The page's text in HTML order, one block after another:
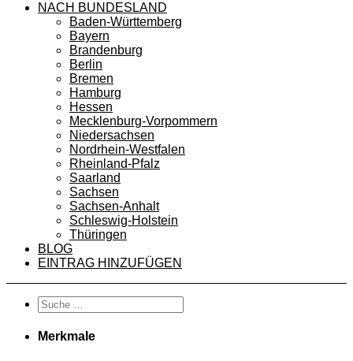
NACH BUNDESLAND
Baden-Württemberg
Bayern
Brandenburg
Berlin
Bremen
Hamburg
Hessen
Mecklenburg-Vorpommern
Niedersachsen
Nordrhein-Westfalen
Rheinland-Pfalz
Saarland
Sachsen
Sachsen-Anhalt
Schleswig-Holstein
Thüringen
BLOG
EINTRAG HINZUFÜGEN
Merkmale